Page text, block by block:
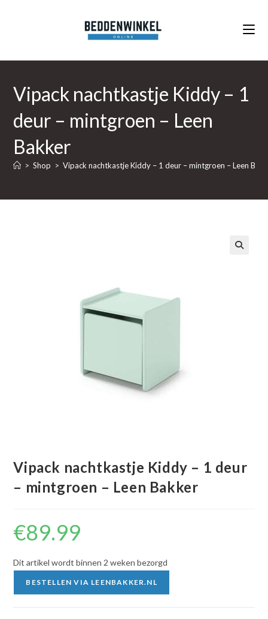
Vipack nachtkastje Kiddy – 1
deur – mintgroen – Leen
Bakker
> Shop > Vipack nachtkastje Kiddy – 1 deur – mintgroen – Leen
Vipack nachtkastje Kiddy – 1 deur
– mintgroen – Leen Bakker
€89.99
Dit artikel wordt binnen 2 weken bezorgd
BESTELLEN VIA LEENBAKKER.NL